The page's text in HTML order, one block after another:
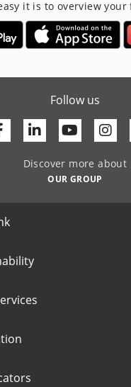
it is to overview your
Follow us
Facebook
LinkedinYoutube
Discover more about
OUR GROUP